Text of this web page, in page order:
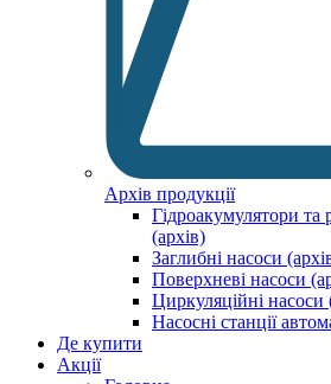
Архів продукції
Гідроакумулятори
(архів)
Заглибні насоси
Поверхневі насоси
Циркуляційні насоси
Насосні станції
Де купити
Акції